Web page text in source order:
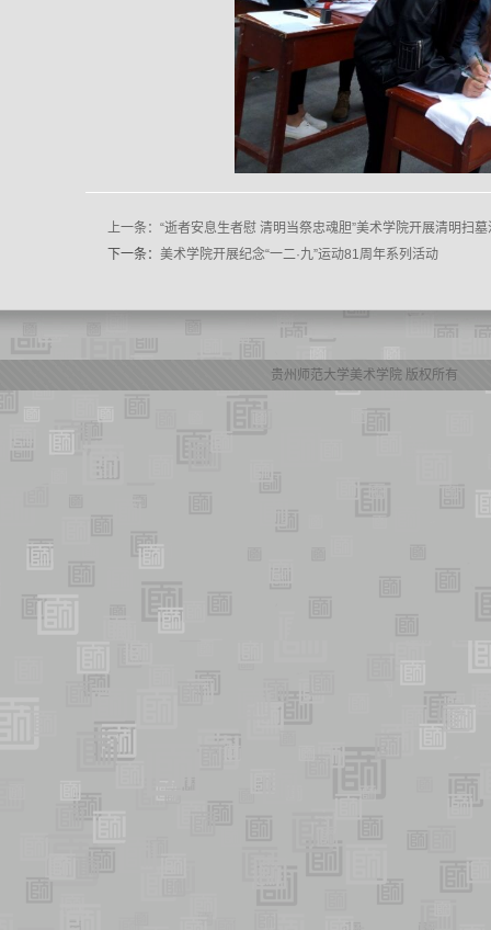
上一条：“逝者安息生者慰 清明当祭忠魂胆”美术学院开展清明扫
下一条：美术学院开展纪念“一二·九”运动81周年系列活动
贵州师范大学美术学院 版权所有